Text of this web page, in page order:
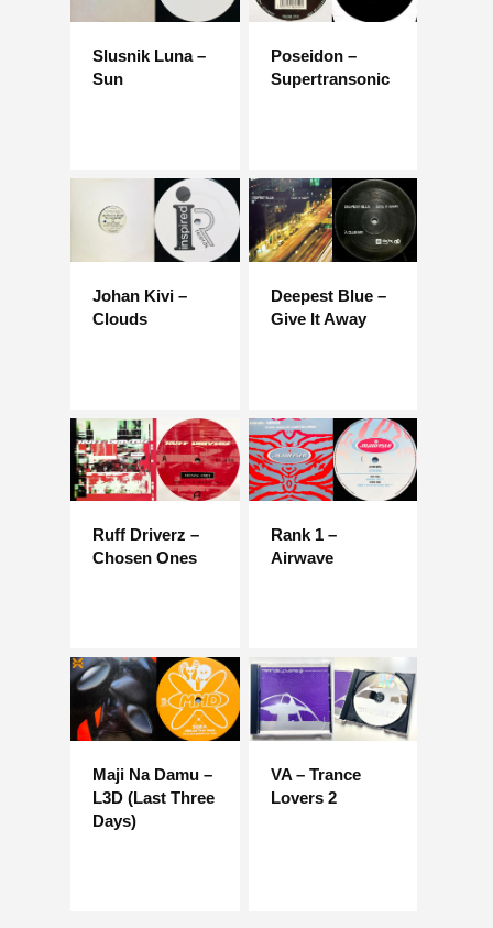
Slusnik Luna –
Sun
Poseidon –
Supertransonic
Johan Kivi –
Clouds
Deepest Blue –
Give It Away
Ruff Driverz –
Chosen Ones
Rank 1 –
Airwave
Maji Na Damu –
L3D (Last Three
Days)
VA – Trance
Lovers 2